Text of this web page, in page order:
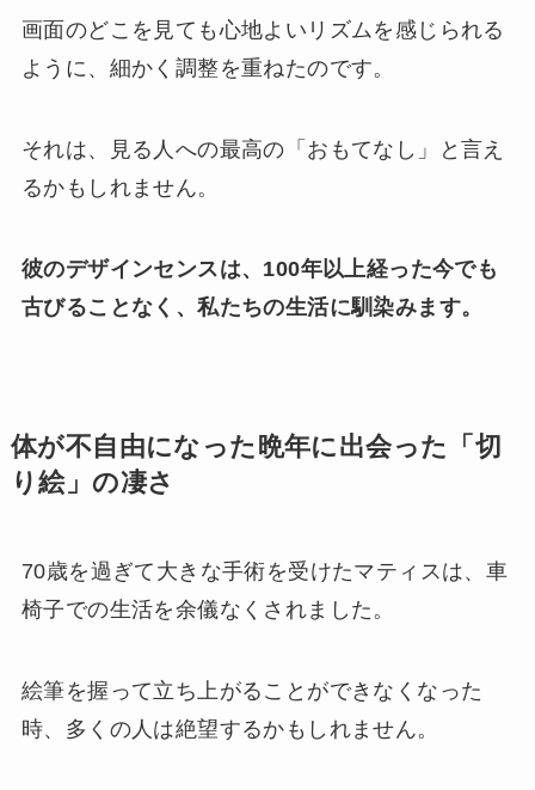
画面のどこを見ても心地よいリズムを感じられる
ように、細かく調整を重ねたのです。
それは、見る人への最高の「おもてなし」と言え
るかもしれません。
彼のデザインセンスは、100年以上経った今でも
古びることなく、私たちの生活に馴染みます。
体が不自由になった晩年に出会った「切
り絵」の凄さ
70歳を過ぎて大きな手術を受けたマティスは、車
椅子での生活を余儀なくされました。
絵筆を握って立ち上がることができなくなった
時、多くの人は絶望するかもしれません。